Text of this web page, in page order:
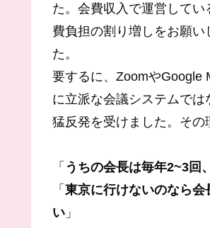
た。会費収入で運営して
費負担の割り増しをお願
た。
要するに、ZoomやGoogle
に立派な会議システムで
猛反発を受けました。その
「 うちの会長は毎年2~3回
「 東京に行けないのなら
い 」